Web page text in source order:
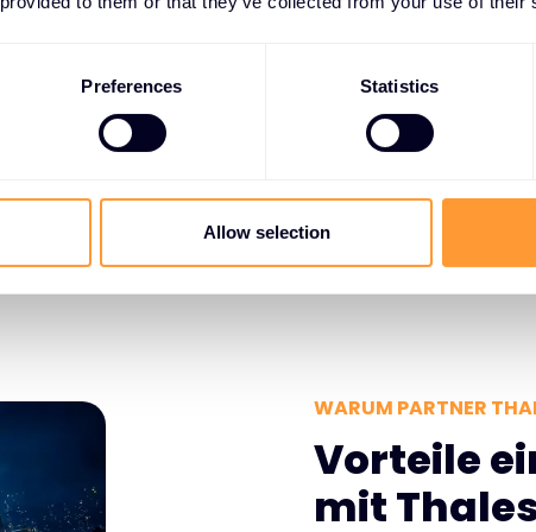
Preferences Statistics
Allow selection
WARUM PARTNER
Vorteile
mit